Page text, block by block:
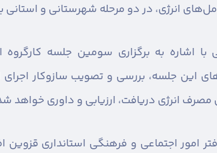
انرژی، در دو مرحله شهرستانی و استانی
با اشاره به برگزاری سومین جلسه
این جلسه، بررسی و تصویب سازوکار
مصرف انرژی دریافت، ارزیابی و داوری خواهد
امور اجتماعی و فرهنگی استانداری قزوین